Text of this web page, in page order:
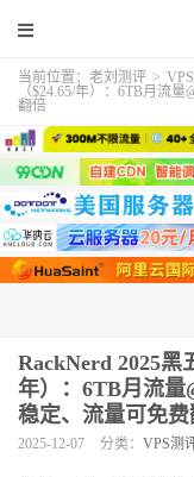
当前位置： 老刘测评 >
（$24.65/年）：6TB月流
翻倍
RackNerd 2025黑
年）：6TB月流量
稳定、流量可免费
2025-12-07 分类： VPS测